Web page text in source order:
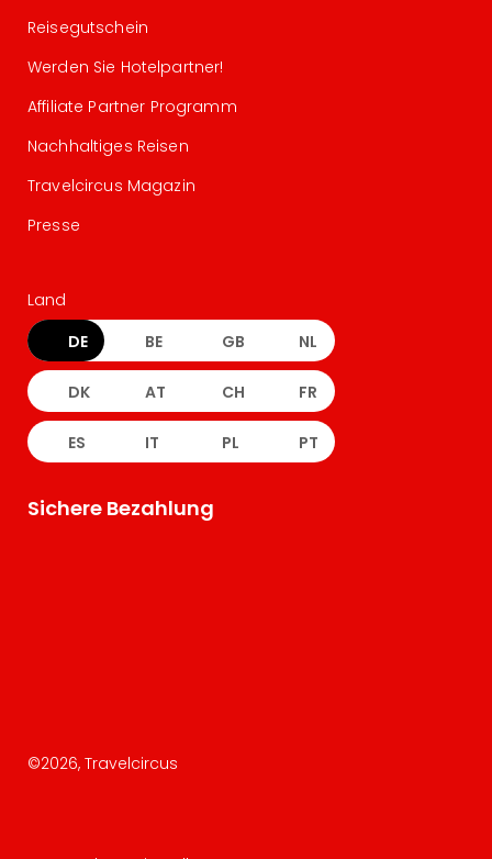
Reisegutschein
Werden Sie Hotelpartner!
Affiliate Partner Programm
Nachhaltiges Reisen
Travelcircus Magazin
Presse
Land
DE BE GB NL
DK AT CH FR
ES IT PL PT
Sichere Bezahlung
©2026, Travelcircus